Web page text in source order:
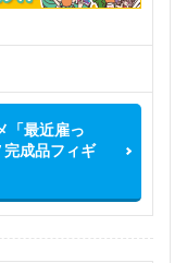
「最近雇っ
成品フィギ